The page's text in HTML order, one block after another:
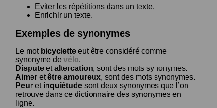
Eviter les répétitions dans un texte.
Enrichir un texte.
Exemples de synonymes
Le mot bicyclette eut être considéré comme
synonyme de vélo.
Dispute etaltercation, sont des mots synonymes.
Aimer etêtre amoureux, sont des mots synonymes.
Peur et inquiétude sont deux synonymes que l’on
retrouve dans ce dictionnaire des synonymes en
ligne.